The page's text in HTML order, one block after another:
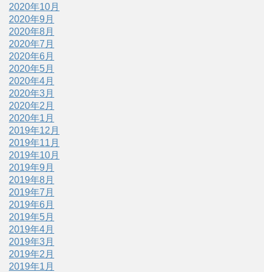
2020年10月
2020年9月
2020年8月
2020年7月
2020年6月
2020年5月
2020年4月
2020年3月
2020年2月
2020年1月
2019年12月
2019年11月
2019年10月
2019年9月
2019年8月
2019年7月
2019年6月
2019年5月
2019年4月
2019年3月
2019年2月
2019年1月